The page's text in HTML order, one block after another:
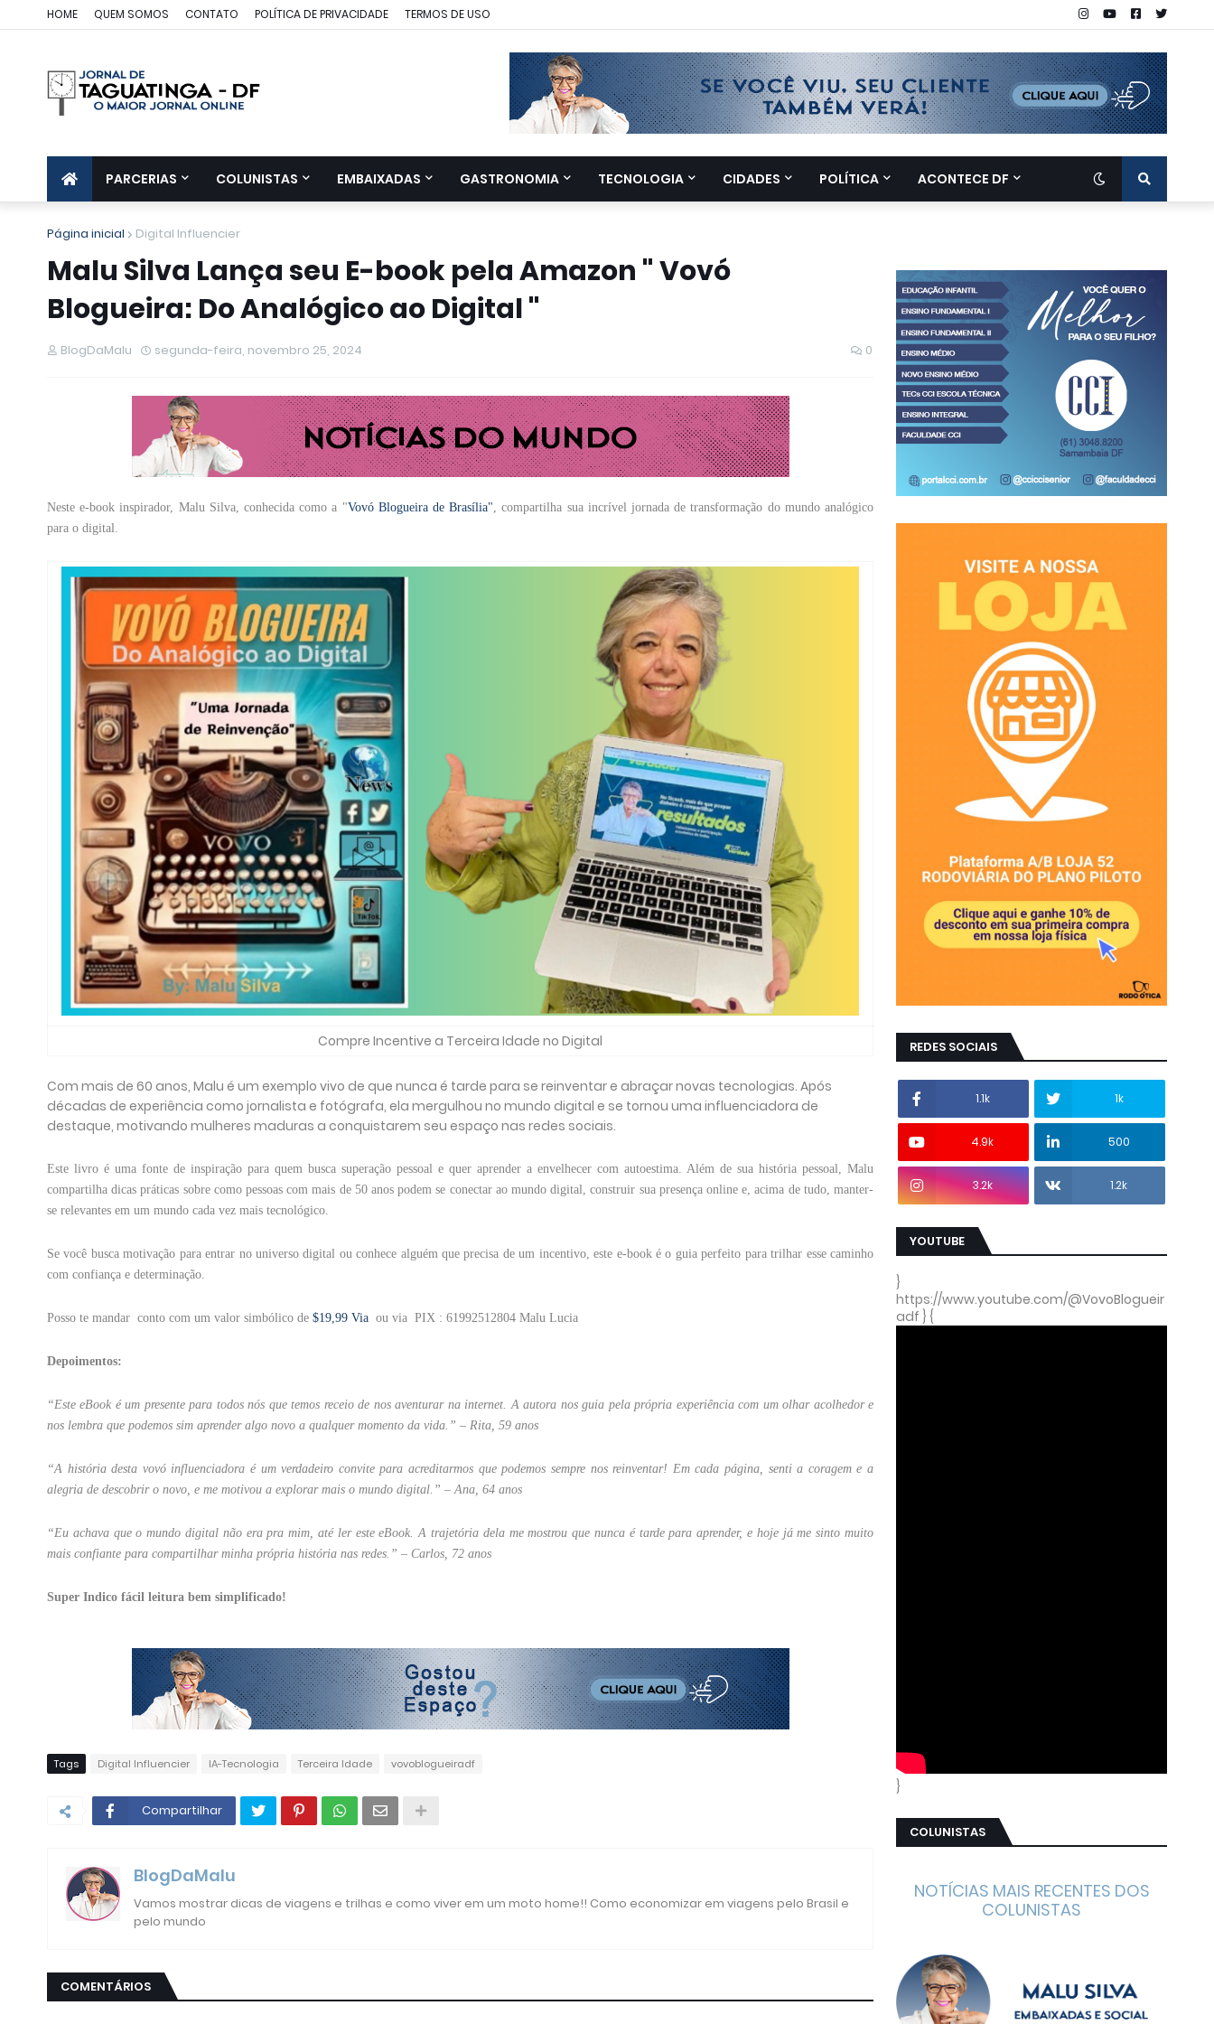
HOME QUEM SOMOS CONTATO POLÍTICA DE PRIVACIDADE TERMOS DE USO
PARCERIAS COLUNISTAS EMBAIXADAS GASTRONOMIA TECNOLOGIA CIDADES POLÍTICA ACONTECE DF
Página inicial Digital Influencier
Malu Silva Lança seu E-book pela Amazon " Vovó
Blogueira: Do Analógico ao Digital "
BlogDaMalu segunda-feira, novembro 25, 2024 0
Neste e-book inspirador, Malu Silva, conhecida como a "Vovó Blogueira de Brasília", compartilha sua incrível jornada de transformação do mundo analógico
para o digital.
Compre Incentive a Terceira Idade no Digital
Com mais de 60 anos, Malu é um exemplo vivo de que nunca é tarde para se reinventar e abraçar novas tecnologias. Após
décadas de experiência como jornalista e fotógrafa, ela mergulhou no mundo digital e se tornou uma influenciadora de
destaque, motivando mulheres maduras a conquistarem seu espaço nas redes sociais.
Este livro é uma fonte de inspiração para quem busca superação pessoal e quer aprender a envelhecer com autoestima. Além de sua história pessoal, Malu
compartilha dicas práticas sobre como pessoas com mais de 50 anos podem se conectar ao mundo digital, construir sua presença online e, acima de tudo, manter-
se relevantes em um mundo cada vez mais tecnológico.
Se você busca motivação para entrar no universo digital ou conhece alguém que precisa de um incentivo, este e-book é o guia perfeito para trilhar esse caminho
com confiança e determinação.
Posso te mandar conto com um valor simbólico de $19,99 Via ou via PIX : 61992512804 Malu Lucia
Depoimentos:
“Este eBook é um presente para todos nós que temos receio de nos aventurar na internet. A autora nos guia pela própria experiência com um olhar acolhedor e
nos lembra que podemos sim aprender algo novo a qualquer momento da vida.” – Rita, 59 anos
“A história desta vovó influenciadora é um verdadeiro convite para acreditarmos que podemos sempre nos reinventar! Em cada página, senti a coragem e a
alegria de descobrir o novo, e me motivou a explorar mais o mundo digital.” – Ana, 64 anos
“Eu achava que o mundo digital não era pra mim, até ler este eBook. A trajetória dela me mostrou que nunca é tarde para aprender, e hoje já me sinto muito
mais confiante para compartilhar minha própria história nas redes.” – Carlos, 72 anos
Super Indico fácil leitura bem simplificado!
Tags Digital Influencier IA-Tecnologia Terceira Idade vovoblogueiradf
Compartilhar
BlogDaMalu
Vamos mostrar dicas de viagens e trilhas e como viver em um moto home!! Como economizar em viagens pelo Brasil e
pelo mundo
COMENTÁRIOS
REDES SOCIAIS
1.1k 1k
4.9k 500
3.2k 1.2k
YOUTUBE
}
https://www.youtube.com/@VovoBlogueir
adf } {
}
COLUNISTAS
NOTÍCIAS MAIS RECENTES DOS
COLUNISTAS